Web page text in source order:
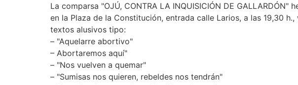
La comparsa "OJÚ, CONTRA LA INQUISICIÓN DE GALLARDÓN"
en la Plaza de la Constitución, entrada calle Larios, a las 19,30 h.,
textos alusivos tipo:
– "Aquelarre abortivo"
– Abortaremos aquí"
– "Nos vuelven a quemar"
– "Sumisas nos quieren, rebeldes nos tendrán"